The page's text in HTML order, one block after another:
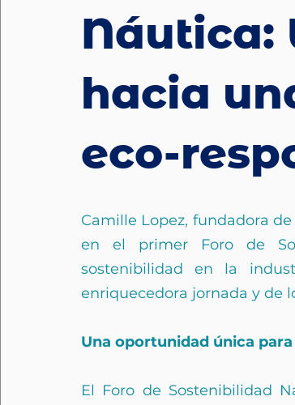
Náutica:
hacia
eco-
Camille Lopez, fundadora
en el primer Foro de
sostenibilidad en la
enriquecedora jornada y de
Una oportunidad única
El Foro de Sostenibilidad